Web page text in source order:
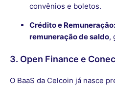
convênios e boletos.
Crédito e Remuneração:
remuneração de saldo,
3. Open Finance e
O BaaS da Celcoin já nasce